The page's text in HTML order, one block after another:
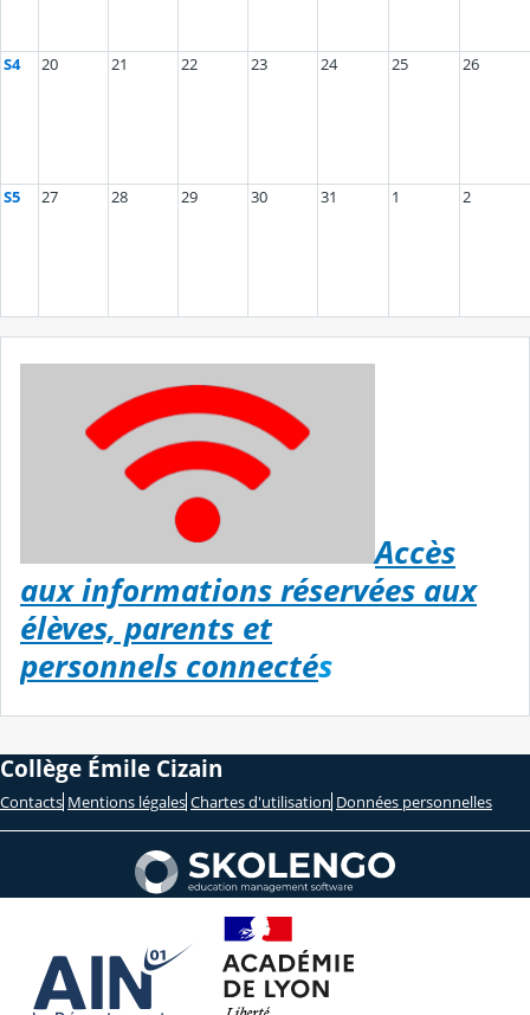
S4 20 21 22 23 24 25 26
S5 27 28 29 30 31 1 2
Accès
aux informations réservées aux
élèves, parents et
personnels connectés
Collège Émile Cizain
Contacts Mentions légales Chartes d'utilisation Données personnelles